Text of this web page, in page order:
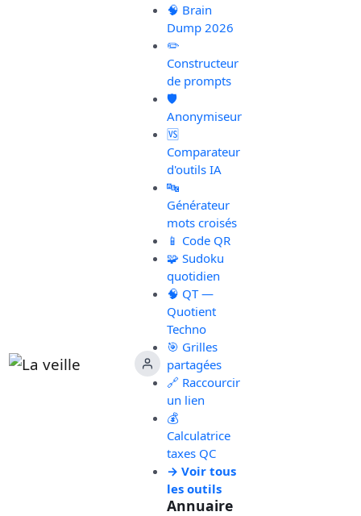
🧠 Brain
Dump 2026
✏️
Constructeur
de prompts
🛡️
Anonymiseur
🆚
Comparateur
d'outils IA
🔤
Générateur
mots croisés
📱 Code QR
🧩 Sudoku
quotidien
🧠 QT —
Quotient
Techno
🎯 Grilles
partagées
🔗 Raccourcir
un lien
💰
Calculatrice
taxes QC
→ Voir tous
les outils
Annuaire